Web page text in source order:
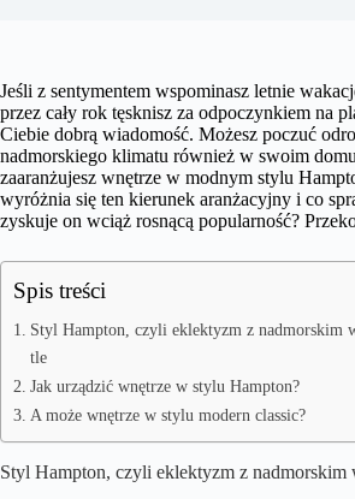
Jeśli z sentymentem wspominasz letnie
przez cały rok tęsknisz za odpoczynkiem na
Ciebie dobrą wiadomość. Możesz poczuć
nadmorskiego klimatu również w swoim
zaaranżujesz wnętrze w modnym stylu
wyróżnia się ten kierunek aranżacyjny i co
zyskuje on wciąż rosnącą popularność?
Spis treści
Styl Hampton, czyli eklektyzm z nadmorskim
tle
Jak urządzić wnętrze w stylu Hampton?
A może wnętrze w stylu modern classic?
Styl Hampton, czyli eklektyzm z